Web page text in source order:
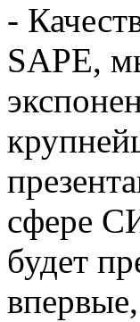
-
SAPE,
сфере
будет